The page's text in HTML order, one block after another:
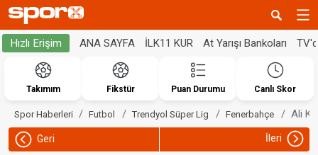
Hızlı Erişim ANA SAYFA İLK11 KUR At Yarışı Bankoları
Takımım Fikstür Puan Durumu Canlı Skor
Spor Haberleri Futbol Trendyol Süper Lig Fenerbahçe Ali
Geri İleri